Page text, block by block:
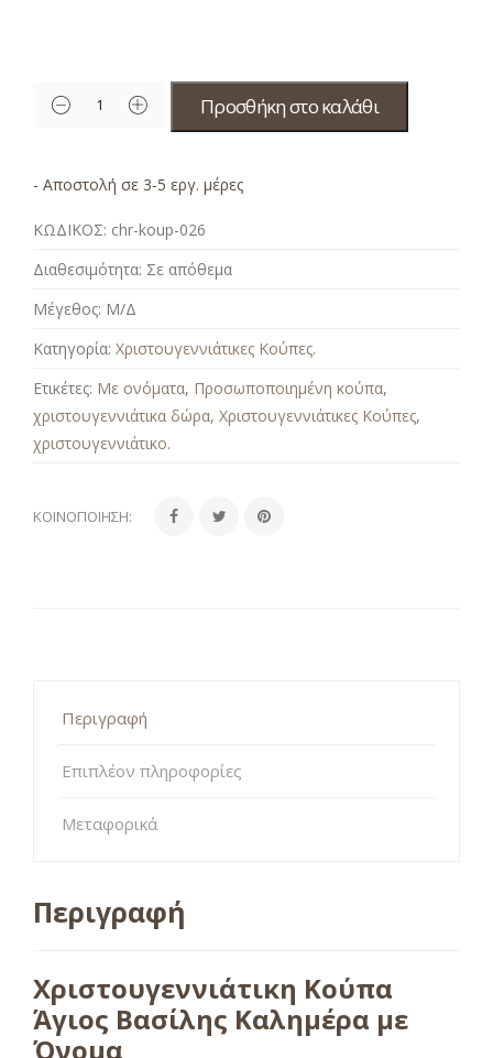
Προσθήκη στο καλάθι
- Αποστολή σε 3-5 εργ. μέρες
ΚΩΔΙΚΟΣ: chr-koup-026
Διαθεσιμότητα: Σε απόθεμα
Μέγεθος: Μ/Δ
Κατηγορία: Χριστουγεννιάτικες Κούπες.
Ετικέτες: Με ονόματα, Προσωποποιημένη κούπα,
χριστουγεννιάτικα δώρα, Χριστουγεννιάτικες Κούπες,
χριστουγεννιάτικο.
ΚΟΙΝΟΠΟΊΗΣΗ:
Περιγραφή
Επιπλέον πληροφορίες
Μεταφορικά
Περιγραφή
Χριστουγεννιάτικη Κούπα
Άγιος Βασίλης Καλημέρα με
Όνομα